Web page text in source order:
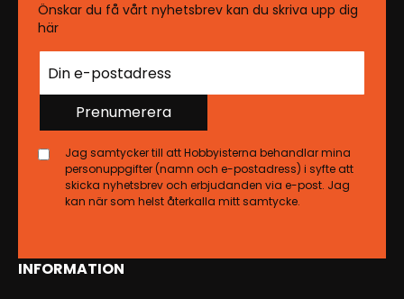
INFORMATION
Önskar du få vårt nyhetsbrev kan du skriva upp dig
här
Prenumerera
Jag samtycker till att Hobbyisterna behandlar mina
personuppgifter (namn och e-postadress) i syfte att
skicka nyhetsbrev och erbjudanden via e-post. Jag
kan när som helst återkalla mitt samtycke.